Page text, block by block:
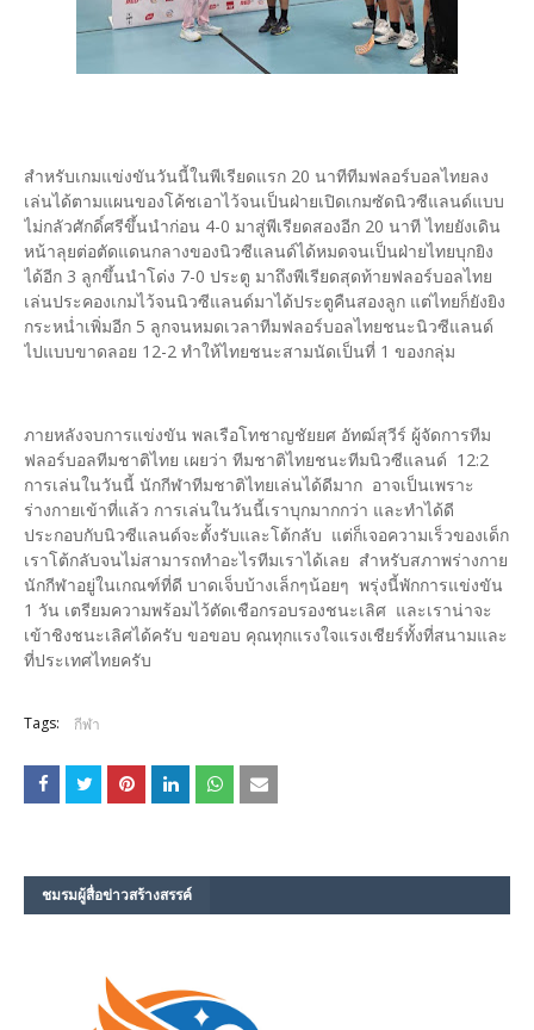
สำหรับเกมแข่งขันวันนี้ในพีเรียดแรก 20 นาทีทีมฟลอร์บอลไทยลง
เล่นได้ตามแผนของโค้ชเอาไว้จนเป็นฝ่ายเปิดเกมซัดนิวซีแลนด์แบบ
ไม่กลัวศักดิ์ศรีขึ้นนำก่อน 4-0 มาสู่พีเรียดสองอีก 20 นาที ไทยยังเดิน
หน้าลุยต่อตัดแดนกลางของนิวซีแลนด์ได้หมดจนเป็นฝ่ายไทยบุกยิง
ได้อีก 3 ลูกขึ้นนำโด่ง 7-0 ประตู มาถึงพีเรียดสุดท้ายฟลอร์บอลไทย
เล่นประคองเกมไว้จนนิวซีแลนด์มาได้ประตูคืนสองลูก แต่ไทยก็ยังยิง
กระหน่ำเพิ่มอีก 5 ลูกจนหมดเวลาทีมฟลอร์บอลไทยชนะนิวซีแลนด์
ไปแบบขาดลอย 12-2 ทำให้ไทยชนะสามนัดเป็นที่ 1 ของกลุ่ม
ภายหลังจบการแข่งขัน พลเรือโทชาญชัยยศ อัทฒ์สุวีร์ ผู้จัดการทีม
ฟลอร์บอลทีมชาติไทย เผยว่า ทีมชาติไทยชนะทีมนิวซีแลนด์ 12:2
การเล่นในวันนี้ นักกีฬาทีมชาติไทยเล่นได้ดีมาก อาจเป็นเพราะ
ร่างกายเข้าที่แล้ว การเล่นในวันนี้เราบุกมากกว่า และทำได้ดี
ประกอบกับนิวซีแลนด์จะตั้งรับและโต้กลับ แต่ก็เจอความเร็วของเด็ก
เราโต้กลับจนไม่สามารถทำอะไรทีมเราได้เลย สำหรับสภาพร่างกาย
นักกีฬาอยู่ในเกณฑ์ที่ดี บาดเจ็บบ้างเล็กๆน้อยๆ พรุ่งนี้พักการแข่งขัน
1 วัน เตรียมความพร้อมไว้ตัดเชือกรอบรองชนะเลิศ และเราน่าจะ
เข้าชิงชนะเลิศได้ครับ ขอขอบ คุณทุกแรงใจแรงเชียร์ทั้งที่สนามและ
ที่ประเทศไทยครับ
Tags: กีฬา
ชมรม​ผู้สื่อข่าวสร้างสรรค์​